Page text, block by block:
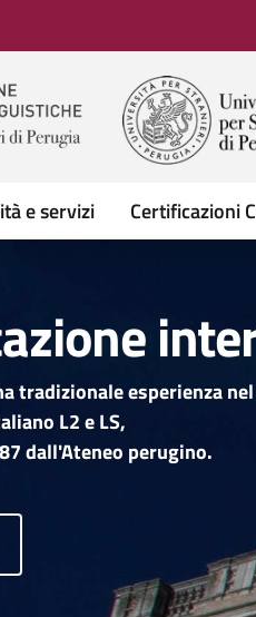
e servizi Certificazioni
tradizionale esperienza
L2 e LS,
dall'Ateneo perugino.